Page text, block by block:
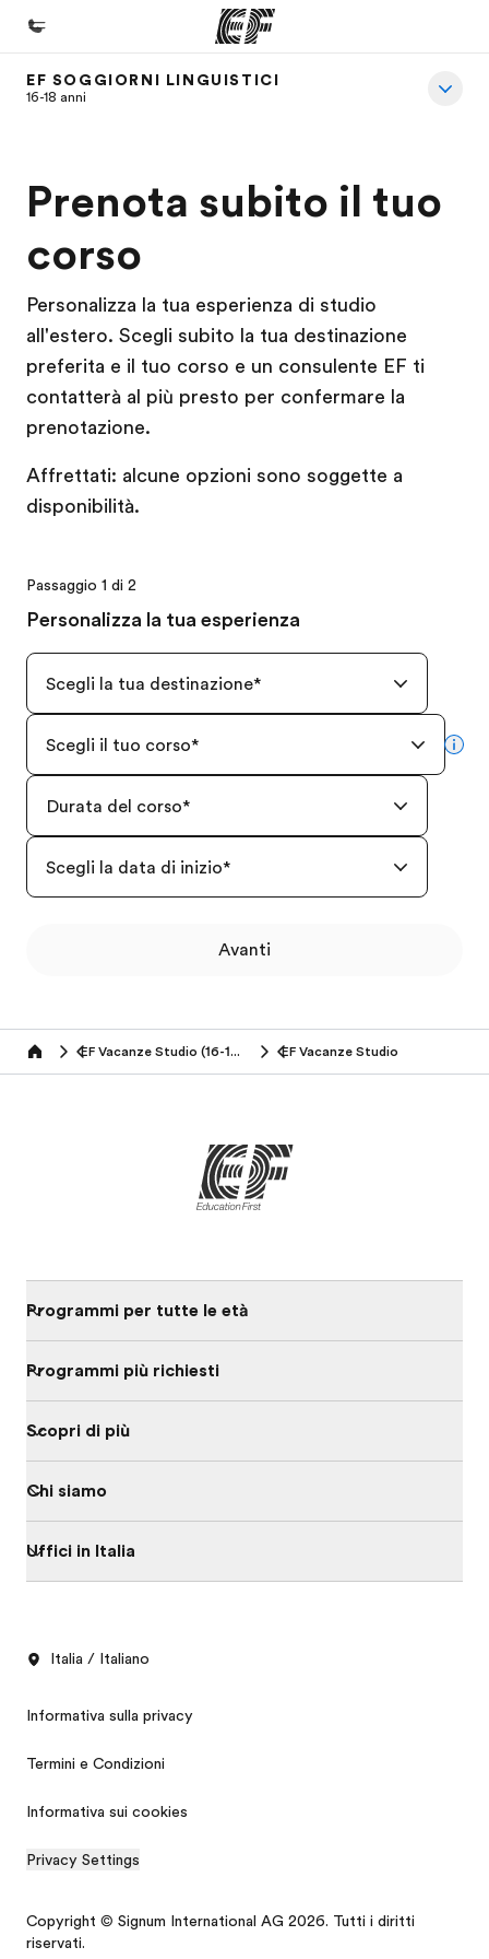
Homepage
Programmi
Vedi la nostra offerta
Uffici
Trova l'ufficio più vicino
Chi siamo
La nostra organizzazione
Carriera
Preventivo gratis
EF SOGGIORNI LINGUISTICI
16-18 anni
Prenota subito il tuo
corso
Personalizza la tua esperienza di studio
all'estero. Scegli subito la tua destinazione
preferita e il tuo corso e un consulente EF ti
contatterà al più presto per confermare la
prenotazione.
Affrettati: alcune opzioni sono soggette a
disponibilità.
Passaggio 1 di 2
Personalizza la tua esperienza
Scegli la tua destinazione*
Scegli il tuo corso*
Durata del corso*
Scegli la data di inizio*
Avanti
Home EF Vacanze Studio (16-19 anni) EF Vacanze Studio
Programmi per tutte le età
Programmi più richiesti
Scopri di più
Chi siamo
Uffici in Italia
Italia / Italiano
Informativa sulla privacy
Termini e Condizioni
Informativa sui cookies
Privacy Settings
Copyright © Signum International AG 2026. Tutti i diritti
riservati.